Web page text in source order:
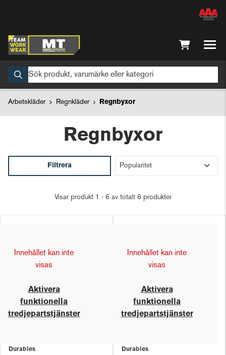
Arbetskläder Regnkläder Regnbyxor
Regnbyxor
Filtrera
Visar produkt 1 - 6 av totalt 6 produkter
Innehållet kan inte
visas
Aktivera
funktionella
tredjepartstjänster
Durables
Innehållet kan inte
visas
Aktivera
funktionella
tredjepartstjänster
Durables